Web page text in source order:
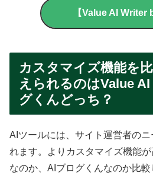
【Value AI Writer
カスタマイズ機能を
えられるのはValue
グくんどっち？
AIツールには、サイト運営者の
れます。よりカスタマイズ機能
なのか、AIブログくんなのか比較